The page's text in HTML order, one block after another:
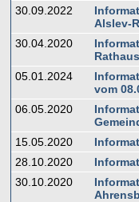
30.09.2022
Alslev-
30.04.2020
05.01.2024
vom
06.05.2020
15.05.2020
28.10.2020
30.10.2020